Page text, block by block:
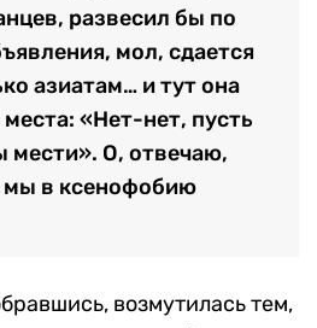
развесил бы по
мол, сдается
азиатам… и тут она
места: «Нет-нет, пусть
мести». О, отвечаю,
мы в ксенофобию
возмутилась тем,